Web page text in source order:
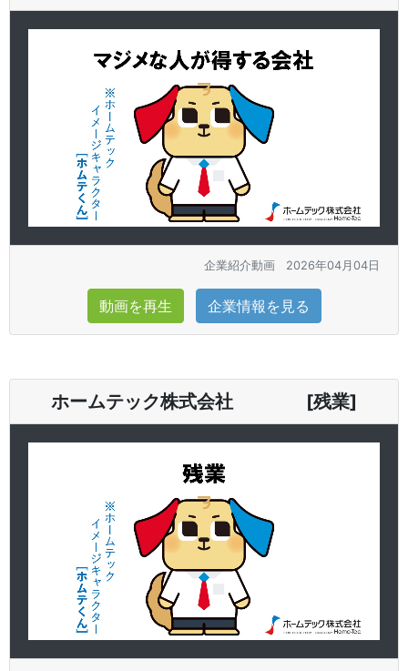
企業紹介動画 2026年04月04日
動画を再生 企業情報を見る
ホームテック株式会社 [残業]